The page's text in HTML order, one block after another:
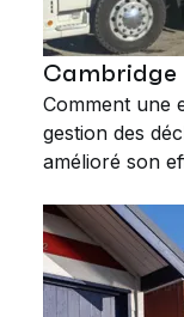
Cambridge
Comment une
gestion des
amélioré son